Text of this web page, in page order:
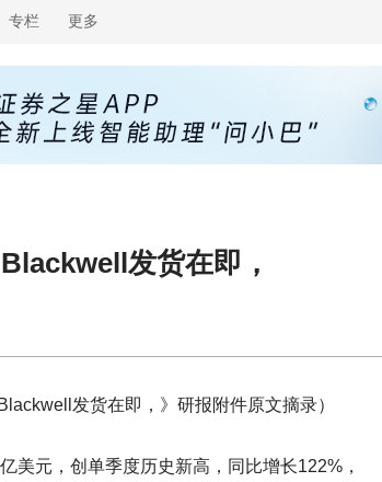
专栏 更多
发货在即，
发货在即，》研报附件原文摘录）
美元，创单季度历史新高，同比增长122%，